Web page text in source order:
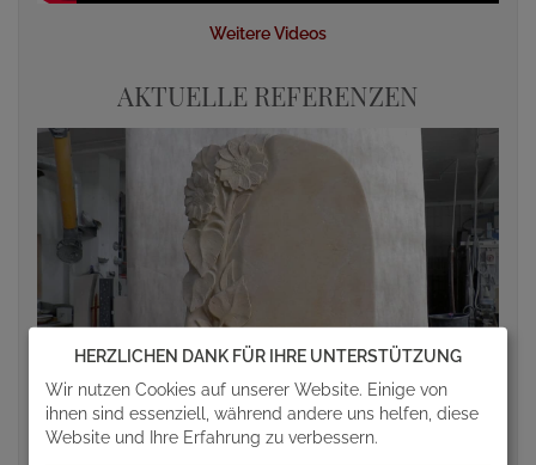
Weitere Videos
AKTUELLE REFERENZEN
HERZLICHEN DANK FÜR IHRE UNTERSTÜTZUNG
Wir nutzen Cookies auf unserer Website. Einige von
ihnen sind essenziell, während andere uns helfen, diese
Website und Ihre Erfahrung zu verbessern.